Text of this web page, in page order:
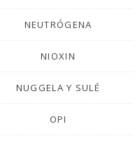
NEUTRÓGENA
NIOXIN
NUGGELA Y SULÉ
OPI